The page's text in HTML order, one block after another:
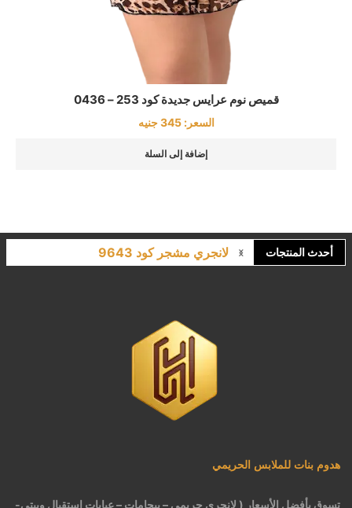
قميص نوم عرايس جديدة كود 253 – 0436
السعر:345 جنيه
إضافة إلى السلة
أحدث المنتجات
لانجري مشجر كود 9643
هدوم بنات للملابس الحريمي
تسوق بأفضل الأسعار ( لانجري حريمي – بيجامات – عبايات استقبال وبيتي-